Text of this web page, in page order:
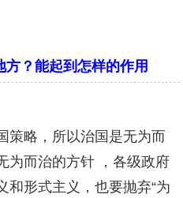
？能起到怎样的作用
策略，所以治国是无为而
为而治的方针 ，各级政府
和形式主义，也要抛弃“为